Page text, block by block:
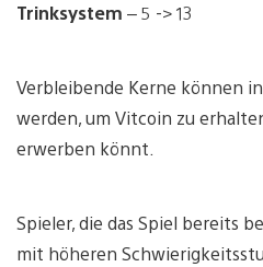
Trinksystem – 5 -> 13
Verbleibende Kerne können
werden, um Vitcoin zu
erwerben könnt.
Spieler, die das Spiel bereits
mit höheren